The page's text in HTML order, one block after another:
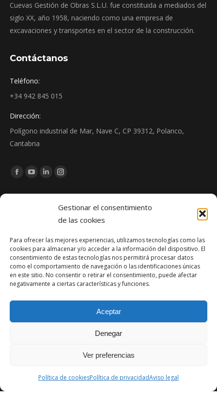
Gestionar el consentimiento
de las cookies
Para ofrecer las mejores experiencias, utilizamos tecnologías como las
cookies para almacenar y/o acceder a la información del dispositivo. El
consentimiento de estas tecnologías nos permitirá procesar datos
como el comportamiento de navegación o las identificaciones únicas
en este sitio. No consentir o retirar el consentimiento, puede afectar
negativamente a ciertas características y funciones.
Aceptar
Denegar
Ver preferencias
Política de cookiesPolítica de privacidadAviso legal
Cuevas Gestión de Obras S.L.U. fue constituida a mediados del
siglo XX, año 1958, naciendo como una empresa de
excavaciones y transportes en el sector de la construcción.
Contáctanos
Teléfono:
+34 942 845 015
Dirección:
Polígono industrial de Mar, Nave C, CP 39312, Polanco,
Cantabria
Encuéntranos en:
Facebook
window
YouTube
window
Linkedin
opens
window
Instagram
opens
in
window
Zona de Juegos Infantiles de Pomaluengo: construcción e
instalación de espacio público en Cantabria
abril 21, 2026
Reforma del edificio de oficinas Lagunilla (SCS) en Santander
diciembre 1, 2025
Obra finalizada: Ampliación del puerto de Santoña
agosto 13, 2025
© Cuevas Gestión de Obras 2026